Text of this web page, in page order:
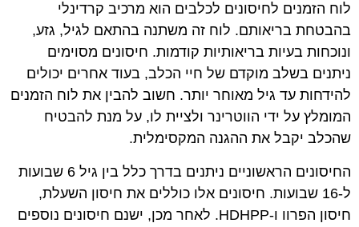
לוח הזמנים לחיסונים לכלבים הוא מרכיב קרדינלי
בהבטחת בריאותם. לוח זה משתנה בהתאם לגיל, גזע,
ונוכחות בעיות בריאותיות קודמות. חיסונים מסוימים
ניתנים בשלב מוקדם של חיי הכלב, בעוד אחרים יכולים
להידחות עד גיל מאוחר יותר. חשוב להבין את לוח הזמנים
המומלץ על ידי הווטרינר ולציית לו, על מנת להבטיח
שהכלב יקבל את ההגנה המקסימלית.
החיסונים הראשוניים ניתנים בדרך כלל בין גיל 6 שבועות
ל-16 שבועות. חיסונים אלו כוללים את חיסון השעלת,
חיסון הפרוו ו-HDHPP. לאחר מכן, ישנם חיסונים נוספים